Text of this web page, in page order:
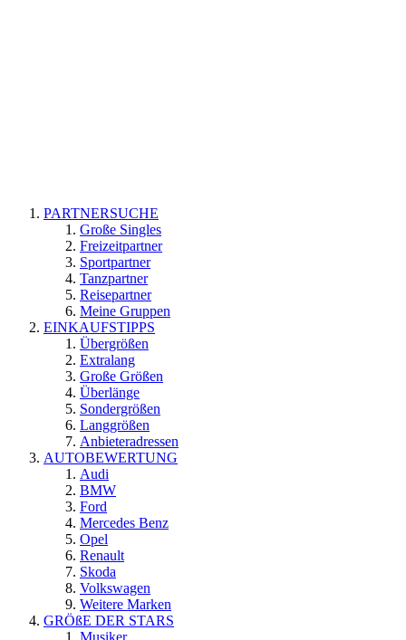
PARTNERSUCHE
Große Singles
Freizeitpartner
Sportpartner
Tanzpartner
Reisepartner
Meine Gruppen
EINKAUFSTIPPS
Übergrößen
Extralang
Große Größen
Überlänge
Sondergrößen
Langgrößen
Anbieteradressen
AUTOBEWERTUNG
Audi
BMW
Ford
Mercedes Benz
Opel
Renault
Skoda
Volkswagen
Weitere Marken
GRÖßE DER STARS